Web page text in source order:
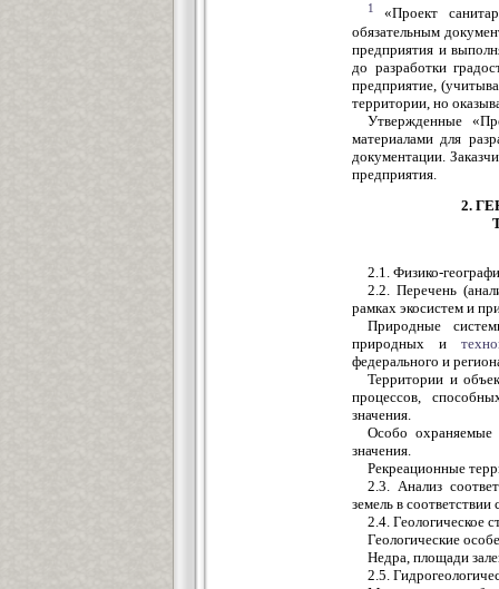
1
«Проект
обязательным
предприятия и
до разработки
предприятие,
территории, но
Утвержденные
материалами для
документации.
предприятия.
2.
2.1. Физико-
2.2. Перечень
рамках экосистем и
Природные
природных и
федерального и
Территории и
процессов,
значения.
Особо охраняемые
значения.
Рекреационные
2.3. Анализ
земель в
2.4. Геологическое
Геологические
Недра, площади
2.5.